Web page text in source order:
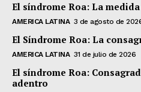
El síndrome Roa: La
AMERICA LATINA 3 de agosto de
El Síndrome Roa: La
AMERICA LATINA 31 de julio de 2026
El síndrome Roa:
adentro